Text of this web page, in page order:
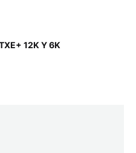
12K Y 6K